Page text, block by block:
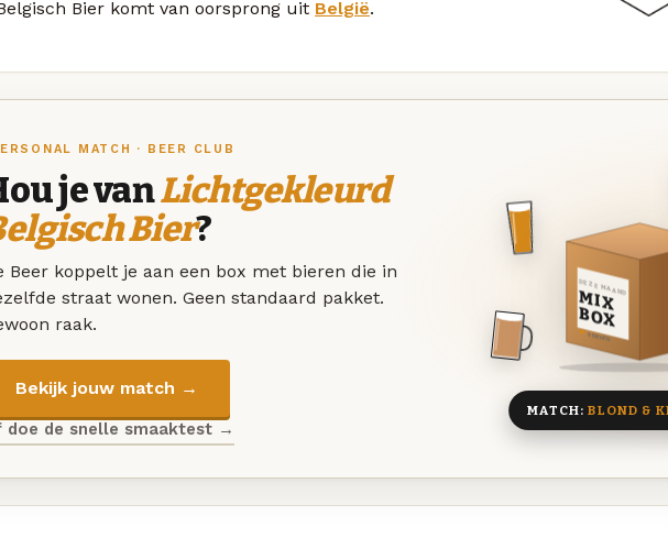
Bier komt van oorsprong uit België.
MATCH · BEER CLUB
je vanLichtgekleurd
Bier?
Beer koppelt je aan een box met bieren die in
straat wonen. Geen standaard pakket.
raak.
Bekijk jouw match →
doe de snelle smaaktest →
DEZE MAAND
MIX
BOX
8 BIEREN
MATCH:BLOND &